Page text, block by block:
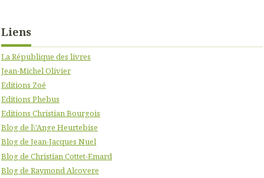
Liens
La République des livres
Jean-Michel Olivier
Editions Zoé
Editions Phebus
Editions Christian Bourgois
Blog de l\'Ange Heurtebise
Blog de Jean-Jacques Nuel
Blog de Christian Cottet-Emard
Blog de Raymond Alcovere